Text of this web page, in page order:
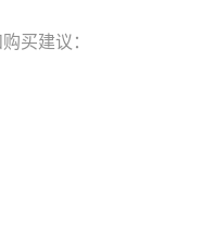
买建议：